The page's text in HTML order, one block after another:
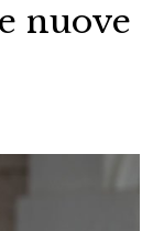
nuove